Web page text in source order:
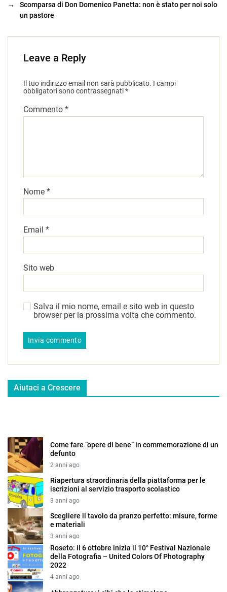
→
Scomparsa di Don Domenico Panetta: non è stato per noi solo
un pastore
Leave a Reply
Il tuo indirizzo email non sarà pubblicato. I campi
obbligatori sono contrassegnati*
Commento *
Nome *
Email *
Sito web
Salva il mio nome, email e sito web in questo
browser per la prossima volta che commento.
Aiutaci a Crescere
Come fare “opere di bene” in commemorazione di un
defunto
2 anni ago
Riapertura straordinaria della piattaforma per le
iscrizioni al servizio trasporto scolastico
3 anni ago
Scegliere il tavolo da pranzo perfetto: misure, forme
e materiali
3 anni ago
Roseto: il 6 ottobre inizia il 10° Festival Nazionale
della Fotografia – United Colors Of Photography
2022
4 anni ago